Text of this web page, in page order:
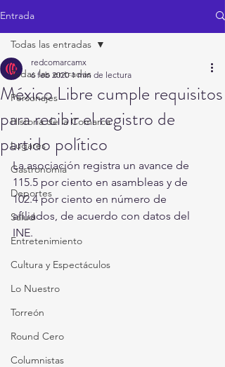
Entrada
Todas las entradas
Personajes
Historia de la Comarca
Lugares
Gastronomía
Deportes
Salud
Entretenimiento
Cultura y Espectáculos
Lo Nuestro
Torreón
Round Cero
Columnistas
Todas las entradas
México Libre cumple requisitos
para recibir el registro de
partido político
redcomarcamx
6 feb 2020 1 min de lectura
La asociación registra un avance de
115.5 por ciento en asambleas y de
102.4 por ciento en número de
afiliados, de acuerdo con datos del
INE.